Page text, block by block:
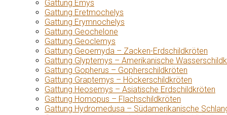
Gattung Emys
Gattung Eretmochelys
Gattung Erymnochelys
Gattung Geochelone
Gattung Geoclemys
Gattung Geoemyda – Zacken-Erdschildkröten
Gattung Glyptemys – Amerikanische
Gattung Gopherus – Gopherschildkröten
Gattung Graptemys – Höckerschildkröten
Gattung Heosemys – Asiatische Erdschildkröten
Gattung Homopus – Flachschildkröten
Gattung Hydromedusa – Südamerikanische